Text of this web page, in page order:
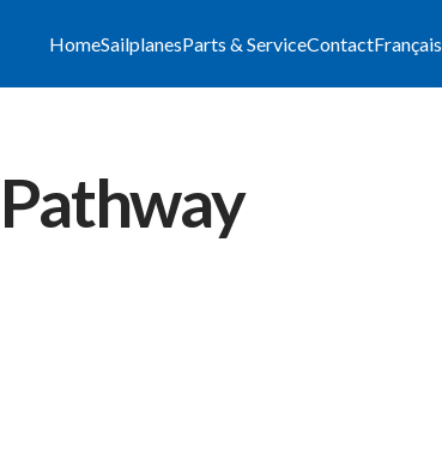
HomeSailplanesParts & ServiceContactFrançais